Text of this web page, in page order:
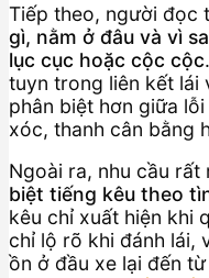
Tiếp theo, người đọc
gì, nằm ở đâu và vì
lục cục hoặc cộc cộc
tuyn trong liên kết lái
phân biệt hơn giữa
xóc, thanh cân bằng
Ngoài ra, nhu cầu
biệt tiếng kêu theo
kêu chỉ xuất hiện khi
chỉ lộ rõ khi đánh lái,
ồn ở đầu xe lại đến